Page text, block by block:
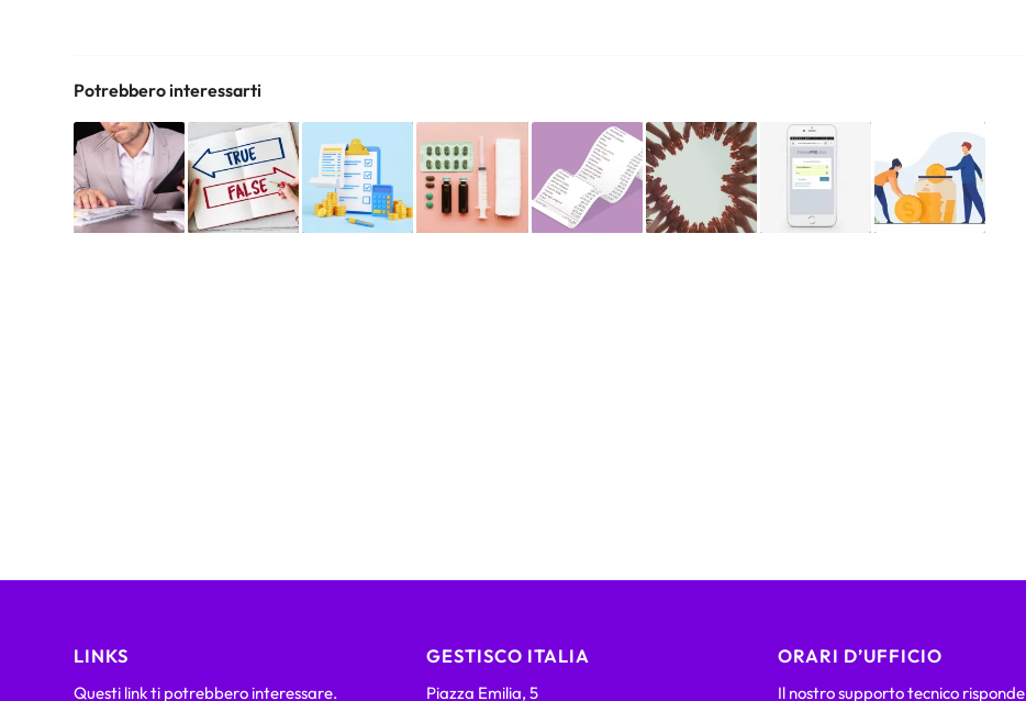
Potrebbero interessarti
LINKS
Questi link ti potrebbero interessare.
GESTISCO ITALIA
Piazza Emilia, 5
ORARI D’UFFICIO
Il nostro supporto tecnico risponde